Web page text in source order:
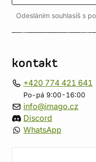
Odesláním souhlasíš s
kontakt
+420 774 421 641
Po-pá 9:00-16:00
info@imago.cz
Discord
WhatsApp